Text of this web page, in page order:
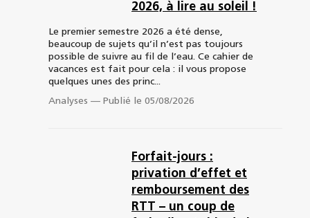
2026, à lire au soleil !
Le premier semestre 2026 a été dense,
beaucoup de sujets qu’il n’est pas toujours
possible de suivre au fil de l’eau. Ce cahier de
vacances est fait pour cela : il vous propose
quelques unes des princ...
Analyses — Publié le 05/08/2026
Forfait-jours :
privation d’effet et
remboursement des
RTT – un coup de